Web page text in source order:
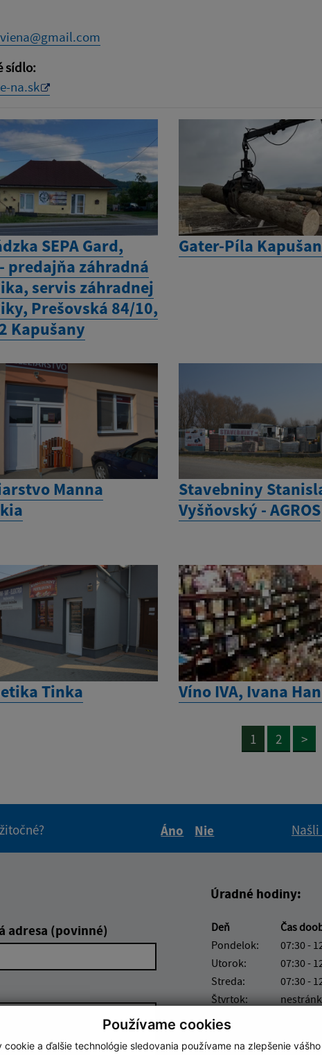
Používame cookies
cookie a ďalšie technológie sledovania používame na zlepšenie
sídlo:
na.sk
SEPA Gard,
predajňa záhradná
servis záhradnej
Prešovská 84/10,
Kapušany
Gater-Píla
Manna
Stavebniny
Vyšňovský - AGROS
Tinka Víno IVA, Ivana
1 2 >
Áno
Nie
adresa (povinné)
Úradné hodiny:
Deň
Čas
Pondelok:
07:30 -
Utorok:
07:30 -
Streda:
07:30 -
Štvrtok:
Piatok:
Obedňajšia